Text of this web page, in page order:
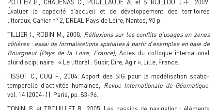
POTTIER P., CHADENAS C., POUILLAUDE A. et STRUILLOU J.-F., 2009.
Évaluer la capacité d’accueil et de développement des territoires
littoraux, Cahier no 2, DREAL Pays de Loire, Nantes, 90 p.
TILLIER I., ROBIN M., 2008. Réflexions sur les conflits d’usages en zones
côtières : essai de formalisations spatiales à partir d’exemples en baie de
Bourgneuf (Pays de la Loire, France), Actes du colloque international
pluridisciplinaire : « Le littoral : Subir, Dire, Agir », Lille, France.
TISSOT C., CUQ F., 2004. Apport des SIG pour la modélisation spatio-
temporelle d’activités humaines, Revue Internationale de Géomatique
vol. 14 (2004-1), Paris, pp. 83-96.
TONINI B. et TROUILLET B., 2005. Les bassins de navigation : éléments